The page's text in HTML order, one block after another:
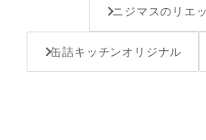
ニジマスのリエ
缶詰キッチンオリジナル